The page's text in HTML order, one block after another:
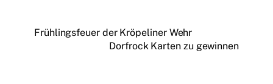
Frühlingsfeuer der Kröpeliner Wehr
Dorfrock Karten zu gewinnen